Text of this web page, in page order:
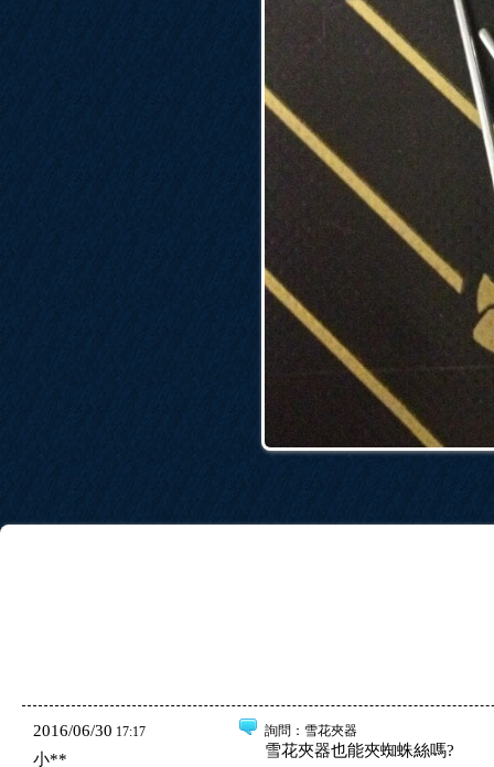
2016/06/30 17:17
小**
詢問 ：雪花夾器
雪花夾器也能夾蜘蛛絲嗎?